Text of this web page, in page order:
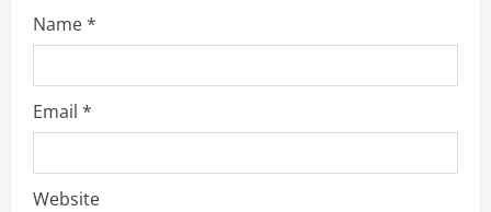
Name*
Email *
Website